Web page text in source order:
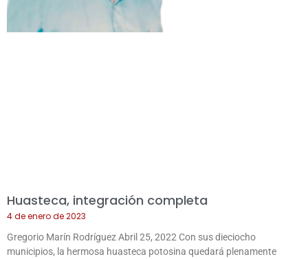
Huasteca, integración completa
4 de enero de 2023
Gregorio Marín Rodríguez Abril 25, 2022 Con sus dieciocho
municipios, la hermosa huasteca potosina quedará plenamente